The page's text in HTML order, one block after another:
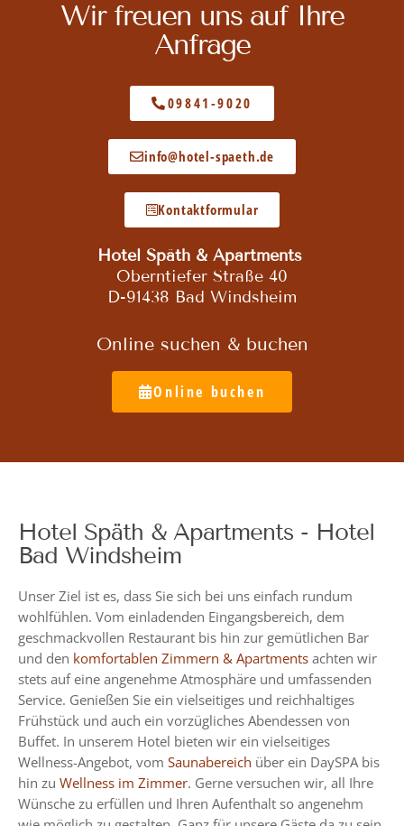
Wir freuen uns auf Ihre
Anfrage
09841-9020
info@hotel-spaeth.de
Kontaktformular
Hotel Späth & Apartments
Oberntiefer Straße 40
D-91438 Bad Windsheim
Online suchen & buchen
Online buchen
Hotel Späth & Apartments - Hotel
Bad Windsheim
Unser Ziel ist es, dass Sie sich bei uns einfach rundum
wohlfühlen. Vom einladenden Eingangsbereich, dem
geschmackvollen Restaurant bis hin zur gemütlichen Bar
und den komfortablen Zimmern & Apartments achten wir
stets auf eine angenehme Atmosphäre und umfassenden
Service. Genießen Sie ein vielseitiges und reichhaltiges
Frühstück und auch ein vorzügliches Abendessen von
Buffet. In unserem Hotel bieten wir ein vielseitiges
Wellness-Angebot, vom Saunabereich über ein DaySPA bis
hin zu Wellness im Zimmer. Gerne versuchen wir, all Ihre
Wünsche zu erfüllen und Ihren Aufenthalt so angenehm